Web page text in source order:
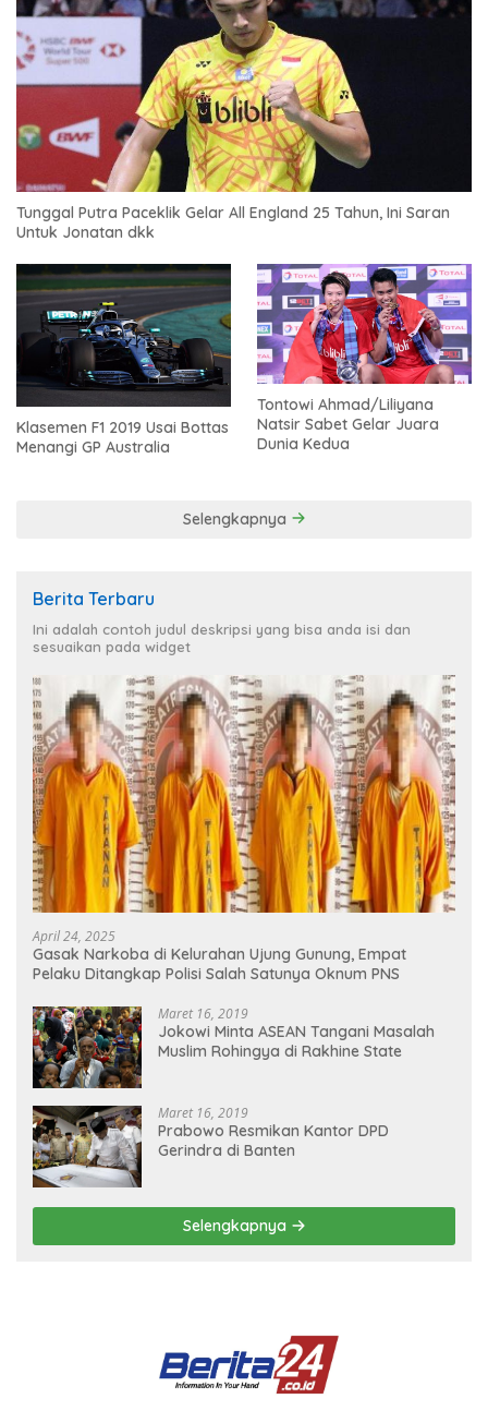
Tunggal Putra Paceklik Gelar All England 25 Tahun, Ini Saran
Untuk Jonatan dkk
Klasemen F1 2019 Usai Bottas
Menangi GP Australia
Tontowi Ahmad/Liliyana
Natsir Sabet Gelar Juara
Dunia Kedua
Selengkapnya
Berita Terbaru
Ini adalah contoh judul deskripsi yang bisa anda isi dan
sesuaikan pada widget
April 24, 2025
Gasak Narkoba di Kelurahan Ujung Gunung, Empat
Pelaku Ditangkap Polisi Salah Satunya Oknum PNS
Maret 16, 2019
Jokowi Minta ASEAN Tangani Masalah
Muslim Rohingya di Rakhine State
Maret 16, 2019
Prabowo Resmikan Kantor DPD
Gerindra di Banten
Selengkapnya